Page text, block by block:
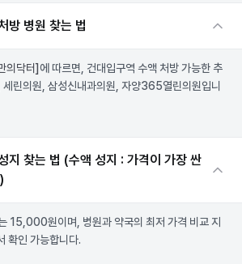
방 병원 찾는 법
의닥터] 에 따르면, 건대입구역 수액 처방 가능한 추
세린의원, 삼성신내과의원, 자양365열린의원입니
지 찾는 법 (수액 성지 : 가격이 가장 싼
15,000원이며, 병원과 약국의 최저 가격 비교 지
확인 가능합니다.